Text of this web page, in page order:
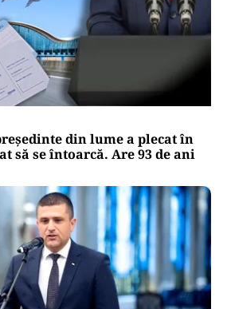
din lume a plecat în
să se întoarcă. Are 93 de ani